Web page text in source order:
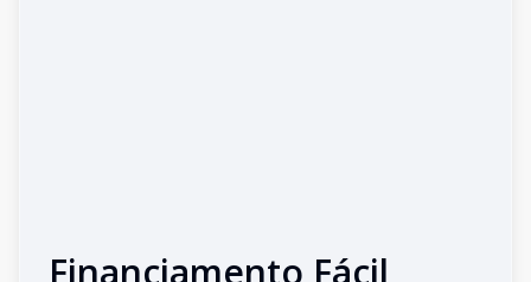
Financiamento Fácil